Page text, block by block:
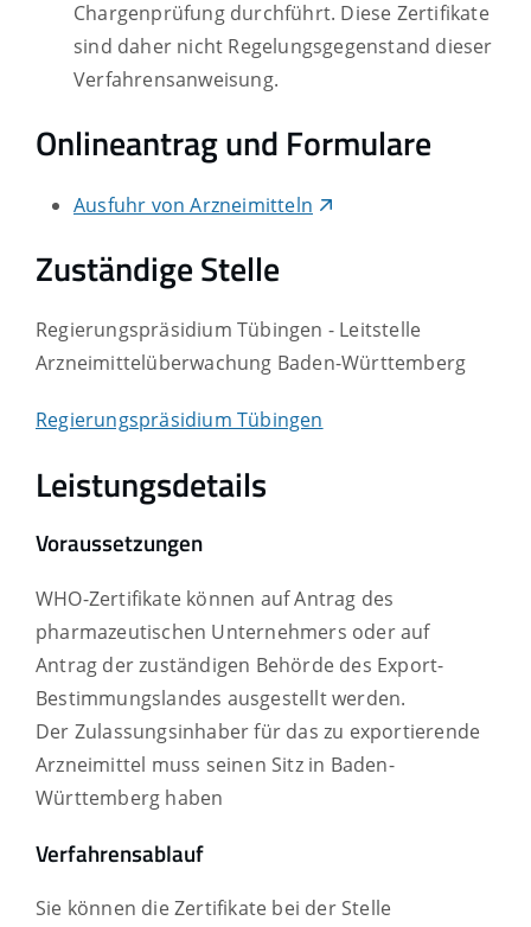
Chargenprüfung durchführt. Diese Zertifikate
sind daher nicht Regelungsgegenstand dieser
Verfahrensanweisung.
Onlineantrag und Formulare
Ausfuhr von Arzneimitteln
Zuständige Stelle
Regierungspräsidium Tübingen - Leitstelle
Arzneimittelüberwachung Baden-Württemberg
Regierungspräsidium Tübingen
Leistungsdetails
Voraussetzungen
WHO-Zertifikate können auf Antrag des
pharmazeutischen Unternehmers oder auf
Antrag der zuständigen Behörde des Export-
Bestimmungslandes ausgestellt werden.
Der Zulassungsinhaber für das zu exportierende
Arzneimittel muss seinen Sitz in Baden-
Württemberg haben
Verfahrensablauf
Sie können die Zertifikate bei der Stelle